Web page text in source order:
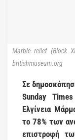
Marble relief (Block
britishmuseum.org
Σε
Sunday
Ελγίνεια
το 78% των
επιστροφή